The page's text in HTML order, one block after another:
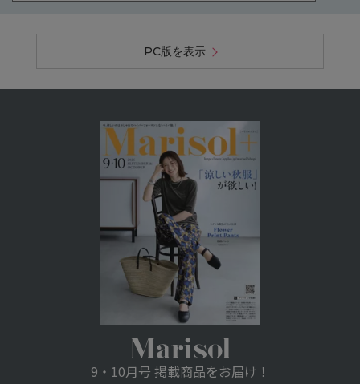
PC版を表示
9・10月号 掲載商品をお届け！